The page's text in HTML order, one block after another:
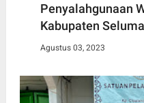
Penyalahgunaan
Kabupaten
Agustus 03, 2023